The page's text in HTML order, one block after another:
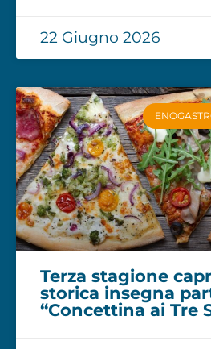
22 Giugno 2026
Terza stagione
storica insegna
“Concettina ai Tre